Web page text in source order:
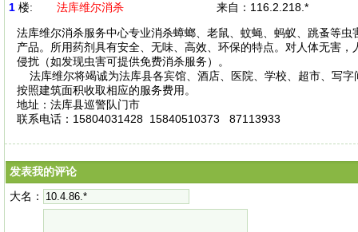
1 楼: 法库维尔消杀 来自： 116.2.218.*
法库维尔消杀服务中心专业消杀蟑螂、老鼠、蚊蝇、蚂蚁、跳蚤等
产品。所用药剂具有安全、无味、高效、环保的特点。对人体无害
侵扰（如发现虫害可提供免费消杀服务）。
法库维尔将竭诚为法库县各宾馆、酒店、医院、学校、超市、写字
按照建筑面积收取相应的服务费用。
地址：法库县巡警队门市
联系电话：15804031428 15840510373 87113933
发表我的评论
大名：